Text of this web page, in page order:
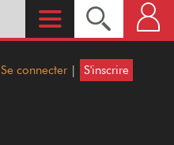
Se connecter | S'inscrire